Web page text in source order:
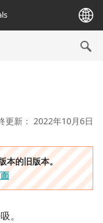
更新： 2022年10月6日
本的旧版本。
。